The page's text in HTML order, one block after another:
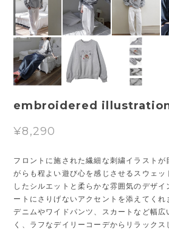
embroidered
¥8,290
フロントに施された繊細な刺繍イラストが
がらも程よい遊び心を感じさせるスウェッ
したシルエットと柔らかな雰囲気のデザイ
ートにさりげないアクセントを添えてくれ
デニムやワイドパンツ、スカートなど幅広
く、ラフなデイリーコーデからリラック